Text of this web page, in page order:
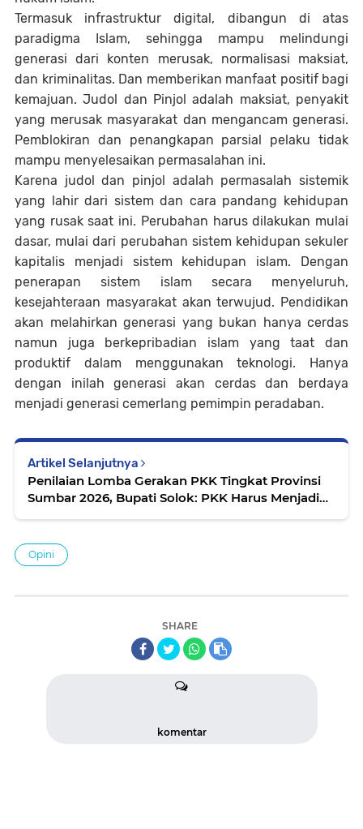
Termasuk infrastruktur digital, dibangun di atas
paradigma Islam, sehingga mampu melindungi
generasi dari konten merusak, normalisasi maksiat,
dan kriminalitas. Dan memberikan manfaat positif bagi
kemajuan. Judol dan Pinjol adalah maksiat, penyakit
yang merusak masyarakat dan mengancam generasi.
Pemblokiran dan penangkapan parsial pelaku tidak
mampu menyelesaikan permasalahan ini.
Karena judol dan pinjol adalah permasalah sistemik
yang lahir dari sistem dan cara pandang kehidupan
yang rusak saat ini. Perubahan harus dilakukan mulai
dasar, mulai dari perubahan sistem kehidupan sekuler
kapitalis menjadi sistem kehidupan islam. Dengan
penerapan sistem islam secara menyeluruh,
kesejahteraan masyarakat akan terwujud. Pendidikan
akan melahirkan generasi yang bukan hanya cerdas
namun juga berkepribadian islam yang taat dan
produktif dalam menggunakan teknologi. Hanya
dengan inilah generasi akan cerdas dan berdaya
menjadi generasi cemerlang pemimpin peradaban.
Artikel Selanjutnya
Penilaian Lomba Gerakan PKK Tingkat Provinsi
Sumbar 2026, Bupati Solok: PKK Harus Menjadi
Opini
SHARE
komentar